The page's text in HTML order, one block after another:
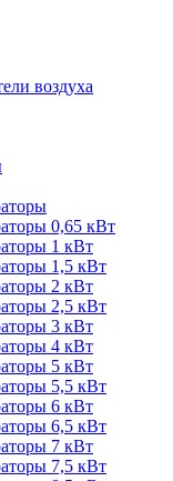
воздуха
0,65 кВт
1 кВт
1,5 кВт
2 кВт
2,5 кВт
3 кВт
4 кВт
5 кВт
5,5 кВт
6 кВт
6,5 кВт
7 кВт
7,5 кВт